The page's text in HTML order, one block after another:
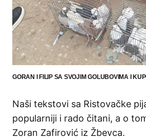
GORAN I FILIP SA SVOJIM GOLUBOVIMA I
Naši tekstovi sa Ristovačke
popularniji i rado čitani, a o
Zoran Zafirović iz Žbevca.